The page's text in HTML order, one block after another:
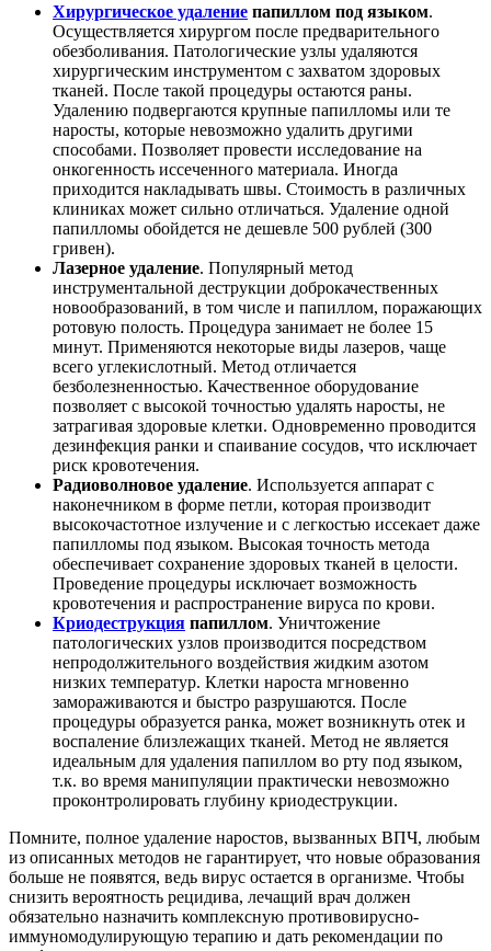
Хирургическое удаление папиллом под языком.
Осуществляется хирургом после предварительного
обезболивания. Патологические узлы удаляются
хирургическим инструментом с захватом здоровых
тканей. После такой процедуры остаются раны.
Удалению подвергаются крупные папилломы или те
наросты, которые невозможно удалить другими
способами. Позволяет провести исследование на
онкогенность иссеченного материала. Иногда
приходится накладывать швы. Стоимость в различных
клиниках может сильно отличаться. Удаление одной
папилломы обойдется не дешевле 500 рублей (300
гривен).
Лазерное удаление. Популярный метод
инструментальной деструкции доброкачественных
новообразований, в том числе и папиллом, поражающих
ротовую полость. Процедура занимает не более 15
минут. Применяются некоторые виды лазеров, чаще
всего углекислотный. Метод отличается
безболезненностью. Качественное оборудование
позволяет с высокой точностью удалять наросты, не
затрагивая здоровые клетки. Одновременно проводится
дезинфекция ранки и спаивание сосудов, что исключает
риск кровотечения.
Радиоволновое удаление. Используется аппарат с
наконечником в форме петли, которая производит
высокочастотное излучение и с легкостью иссекает даже
папилломы под языком. Высокая точность метода
обеспечивает сохранение здоровых тканей в целости.
Проведение процедуры исключает возможность
кровотечения и распространение вируса по крови.
Криодеструкция папиллом. Уничтожение
патологических узлов производится посредством
непродолжительного воздействия жидким азотом
низких температур. Клетки нароста мгновенно
замораживаются и быстро разрушаются. После
процедуры образуется ранка, может возникнуть отек и
воспаление близлежащих тканей. Метод не является
идеальным для удаления папиллом во рту под языком,
т.к. во время манипуляции практически невозможно
проконтролировать глубину криодеструкции.
Помните, полное удаление наростов, вызванных ВПЧ, любым
из описанных методов не гарантирует, что новые образования
больше не появятся, ведь вирус остается в организме. Чтобы
снизить вероятность рецидива, лечащий врач должен
обязательно назначить комплексную противовирусно-
иммуномодулирующую терапию и дать рекомендации по